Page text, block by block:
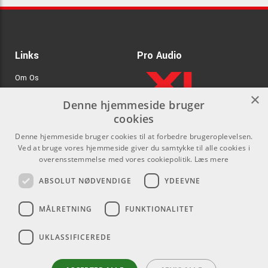
Links
Om Os
GDPR & Cookies
Pro Audio
.
Kontakt
Som privatperson kan du ikke
købe på denne hjemmeside, alt
forhandlere.
info@emnordic.dk
Sociale medier
×
Denne hjemmeside bruger
cookies
Denne hjemmeside bruger cookies til at forbedre brugeroplevelsen.
Ved at bruge vores hjemmeside giver du samtykke til alle cookies i
overensstemmelse med vores cookiepolitik. Læs mere
ABSOLUT NØDVENDIGE YDEEVNE
MÅLRETNING FUNKTIONALITET
UKLASSIFICEREDE